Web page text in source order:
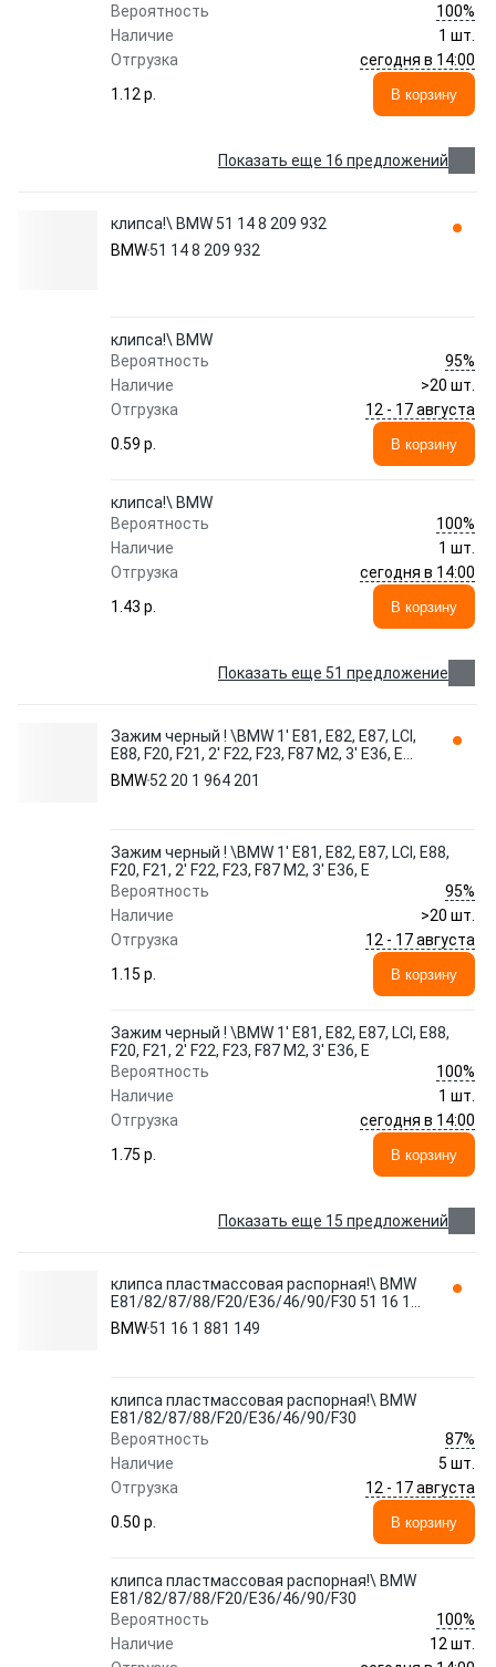
Вероятность
100%
Наличие
1 шт.
Отгрузка
сегодня в 14:00
1.12 p.
В корзину
Показать еще 16 предложений
клипса!\ BMW 51 14 8 209 932
BMW51 14 8 209 932
клипса!\ BMW
Вероятность
95%
Наличие
>20 шт.
Отгрузка
12 - 17 августа
0.59 p.
В корзину
клипса!\ BMW
Вероятность
100%
Наличие
1 шт.
Отгрузка
сегодня в 14:00
1.43 p.
В корзину
Показать еще 51 предложение
Зажим черный ! \BMW 1' E81, E82, E87, LCI,
E88, F20, F21, 2' F22, F23, F87 M2, 3' E36, E
52 20 1 964 201
BMW52 20 1 964 201
Зажим черный ! \BMW 1' E81, E82, E87, LCI, E88,
F20, F21, 2' F22, F23, F87 M2, 3' E36, E
Вероятность
95%
Наличие
>20 шт.
Отгрузка
12 - 17 августа
1.15 p.
В корзину
Зажим черный ! \BMW 1' E81, E82, E87, LCI, E88,
F20, F21, 2' F22, F23, F87 M2, 3' E36, E
Вероятность
100%
Наличие
1 шт.
Отгрузка
сегодня в 14:00
1.75 p.
В корзину
Показать еще 15 предложений
клипса пластмассовая распорная!\ BMW
E81/82/87/88/F20/E36/46/90/F30 51 16 1
881 149
BMW51 16 1 881 149
клипса пластмассовая распорная!\ BMW
E81/82/87/88/F20/E36/46/90/F30
Вероятность
87%
Наличие
5 шт.
Отгрузка
12 - 17 августа
0.50 p.
В корзину
клипса пластмассовая распорная!\ BMW
E81/82/87/88/F20/E36/46/90/F30
Вероятность
100%
Наличие
12 шт.